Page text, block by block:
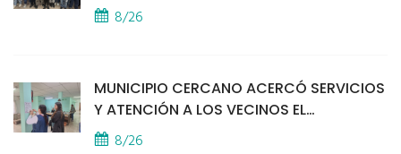
8/26
MUNICIPIO CERCANO ACERCÓ SERVICIOS
Y ATENCIÓN A LOS VECINOS EL
PROVINCIAL
8/26